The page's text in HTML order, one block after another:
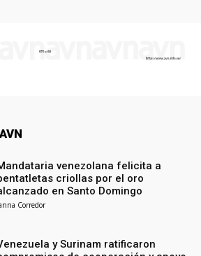
venezolana felicita a
criollas por el oro
en Santo Domingo
Corredor
y Surinam ratificaron